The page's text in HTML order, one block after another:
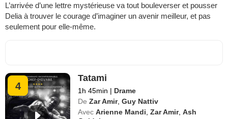
L’arrivée d’une lettre mystérieuse va tout bouleverser et pousser
Delia à trouver le courage d’imaginer un avenir meilleur, et pas
seulement pour elle-même.
4
Tatami
1h 45min | Drame
De Zar Amir,Guy Nattiv
Avec Arienne Mandi ,Zar Amir,Ash